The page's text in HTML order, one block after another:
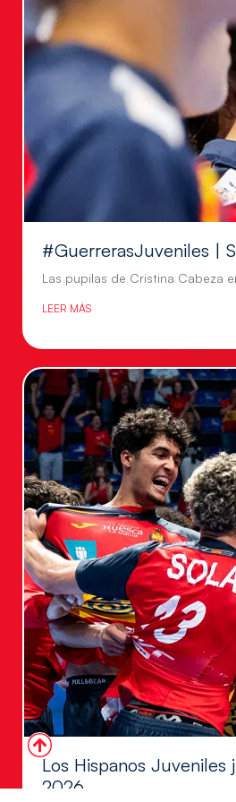
#GuerrerasJuveniles |
Las pupilas de Cristina Cabeza
LEER MÁS
Los Hispanos Juveniles
2026